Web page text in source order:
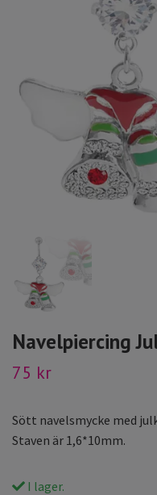
Navelpiercing
75 kr
Sött navelsmycke med
Staven är 1,6*10mm.
I lager.